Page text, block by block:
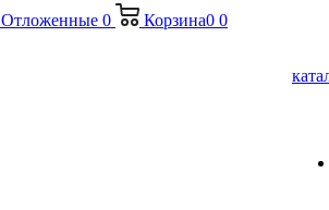
Отложенные 0 Корзина0 0